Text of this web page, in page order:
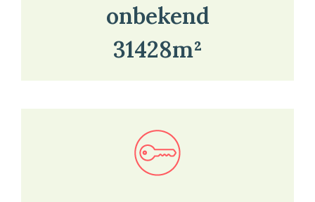
onbekend
31428m²
Bekijk in onze kaartviewer